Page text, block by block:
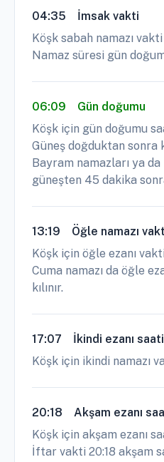
04:35
İmsak vakti
Köşk sabah namazı
Namaz süresi gün
06:09
Gün doğumu
Köşk için gün doğumu
Güneş doğduktan
Bayram namazları ya
güneşten 45 dakika sonra
13:19
Öğle namazı
Köşk için öğle ezanı
Cuma namazı da öğle
kılınır.
17:07
İkindi ezanı saati
Köşk için ikindi namazı
20:18
Akşam ezanı
Köşk için akşam ezanı
İftar vakti 20:18 akşam